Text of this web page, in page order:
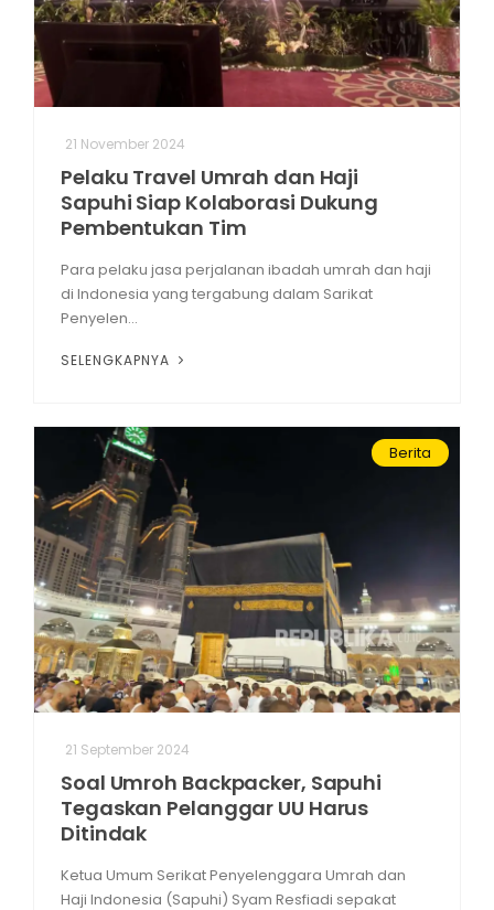
21 November 2024
Pelaku Travel Umrah dan Haji
Sapuhi Siap Kolaborasi Dukung
Pembentukan Tim
Para pelaku jasa perjalanan ibadah umrah dan haji
di Indonesia yang tergabung dalam Sarikat
Penyelen...
SELENGKAPNYA
Berita
21 September 2024
Soal Umroh Backpacker, Sapuhi
Tegaskan Pelanggar UU Harus
Ditindak
Ketua Umum Serikat Penyelenggara Umrah dan
Haji Indonesia (Sapuhi) Syam Resfiadi sepakat